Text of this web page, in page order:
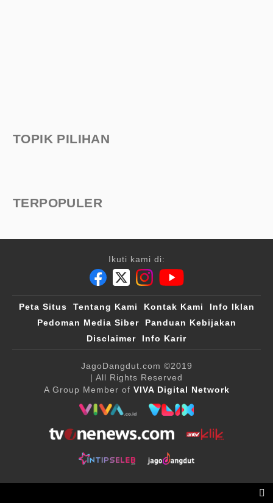
TOPIK PILIHAN
TERPOPULER
Ikuti kami di:
Peta Situs Tentang Kami Kontak Kami
Info Iklan
Pedoman Media Siber
Panduan Kebijakan
Disclaimer
Info Karir
JagoDangdut.com ©2019
| All Rights Reserved
A Group Member of VIVA Digital Network
